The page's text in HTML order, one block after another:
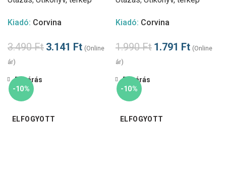
Kiadó: Corvina
3.490Ft 3.141 Ft (Online
ár)
Kiadó: Corvina
1.990Ft 1.791 Ft (Online
ár)
-10%
ELFOGYOTT
Bezárás
-10%
ELFOGYOTT
Bezárás